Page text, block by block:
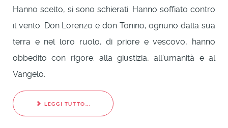
Hanno scelto, si sono schierati. Hanno soffiato contro
il vento. Don Lorenzo e don Tonino, ognuno dalla sua
terra e nel loro ruolo, di priore e vescovo, hanno
obbedito con rigore: alla giustizia, all'umanità e al
Vangelo.
LEGGI TUTTO...